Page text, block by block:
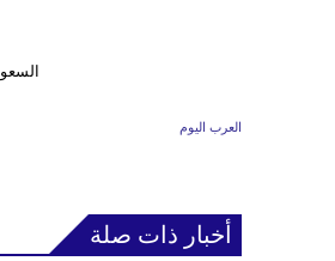
العرب اليوم
أخبار ذات صلة